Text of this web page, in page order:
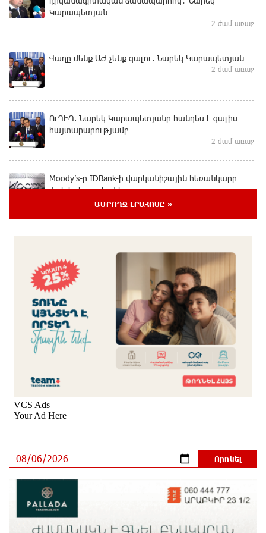
Կարապետյան
2 ժամ առաջ
Վաղը մենք ԱԺ չենք գալու. Նարեկ Կարապետյան
2 ժամ առաջ
ՈւՂԻՂ. Նարեկ Կարապետյանը հանդես է գալիս
հայտարարությամբ
2 ժամ առաջ
Moody’s-ը IDBank-ի վարկանիշային հեռանկարը
փոխել է դրականի
նույնիսկ քննիչներն ու դատախազներն են այդպես
դիմում նրան՝ իրենց հավատից ելնելով․
տեսանյութ
36 րոպե առաջ
Ռեբուսը լուծելու համար, ասեք թե ինչպե՞ս ՀՀ
29.800 քկմ տարածքը կրճատվեց. Վարդևանյանը՝
Հովհաննիսյանին
23 րոպե առաջ
Ֆասթ Բանկը Սևան Ստարտափ Սամմիթին
ներկայացրել է իր պրոդուկտներն ու քարտային
առաջարկները
Ընդդիմությունը պետք է իր շուրջը համախմբի
արտախորհրդարանական բոլոր ուժերին. Արեգ
Սավգուլյան
6 րոպե առաջ
Կաթողիկոսի և հոգևոր դասի ներկայացուցիչների
ԱՄԲՈՂՋ ԼՐԱՀՈՍԸ »